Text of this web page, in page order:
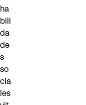
ha
bili
da
de
s
so
cia
les